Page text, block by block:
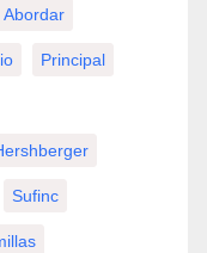
Abordar
Principal
Sufinc